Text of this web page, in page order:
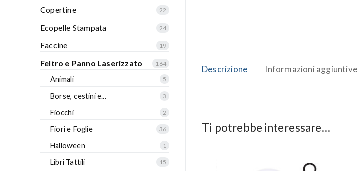
Descrizione Informazioni aggiuntive
Ti potrebbe interessare…
Copertine 22
Ecopelle Stampata 24
Faccine 19
Feltro e Panno Laserizzato 164
Animali 5
Borse, cestini e... 3
Fiocchi 2
Fiori e Foglie 36
Halloween 1
Libri Tattili 15